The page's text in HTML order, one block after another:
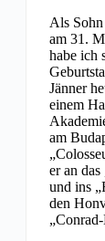
Als
am 31.
habe ich
Jänner
einem
am
er an
und ins
den